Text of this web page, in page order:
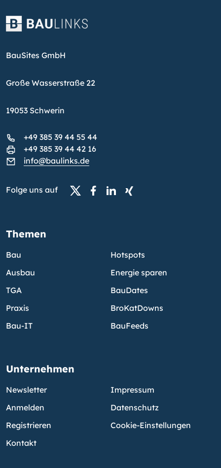
BauSites GmbH
Große Wasserstraße 22
19053 Schwerin
+49 385 39 44 55 44
+49 385 39 44 42 16
info@baulinks.de
Folge uns auf
Themen
Bau
Ausbau
TGA
Praxis
Bau-IT
Hotspots
Energie sparen
BauDates
BroKatDowns
BauFeeds
Unternehmen
Newsletter
Anmelden
Registrieren
Kontakt
Impressum
Datenschutz
Cookie-Einstellungen